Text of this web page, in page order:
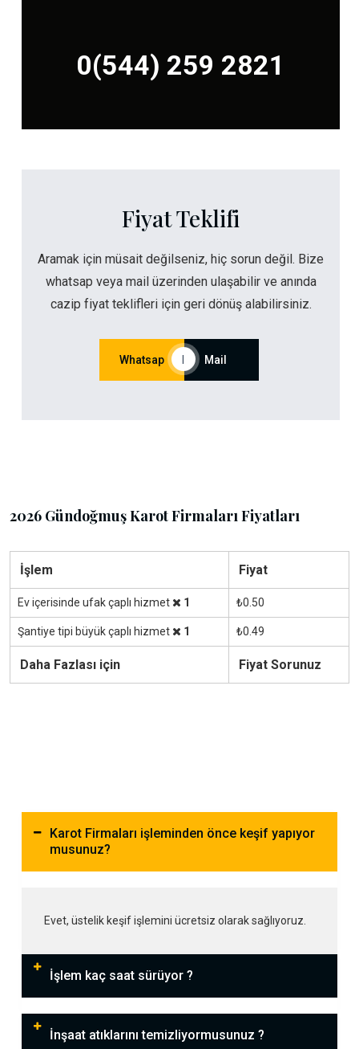
0(544) 259 2821
Fiyat Teklifi
Aramak için müsait değilseniz, hiç sorun değil. Bize
whatsap veya mail üzerinden ulaşabilir ve anında
cazip fiyat teklifleri için geri dönüş alabilirsiniz.
Whatsap Mail
2026 Gündoğmuş Karot Firmaları Fiyatları
İşlem Fiyat
Ev içerisinde ufak çaplı hizmet 1 ₺0.50
Şantiye tipi büyük çaplı hizmet 1 ₺0.49
Daha Fazlası için Fiyat Sorunuz
Karot Firmaları işleminden önce keşif yapıyor
musunuz?
Evet, üstelik keşif işlemini ücretsiz olarak sağlıyoruz.
İşlem kaç saat sürüyor ?
İnşaat atıklarını temizliyormusunuz ?